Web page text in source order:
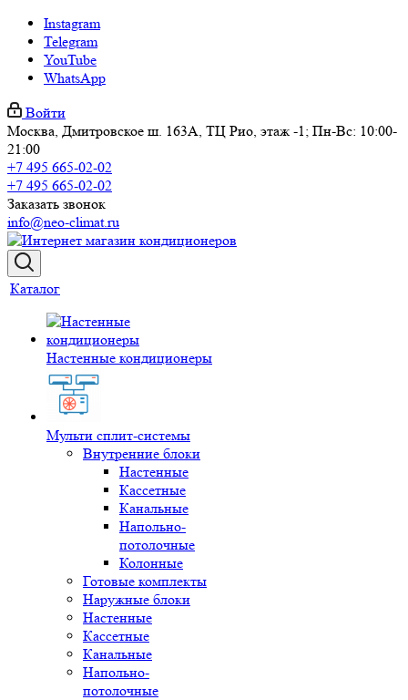
Instagram
Telegram
YouTube
WhatsApp
Войти
Москва, Дмитровское ш. 163А, ТЦ Рио, этаж -1; Пн-Вс: 10:00-
21:00
+7 495 665-02-02
+7 495 665-02-02
Заказать звонок
info@neo-climat.ru
Каталог
Настенные кондиционеры
Мульти сплит-системы
Внутренние блоки
Настенные
Кассетные
Канальные
Напольно-
потолочные
Колонные
Готовые комплекты
Наружные блоки
Настенные
Кассетные
Канальные
Напольно-
потолочные